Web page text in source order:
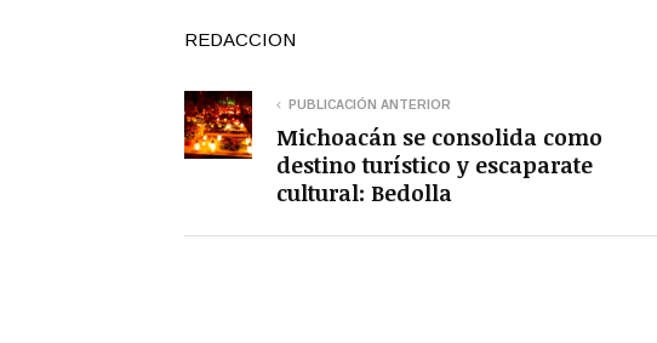
REDACCION
PUBLICACIÓN ANTERIOR
Michoacán se consolida como
destino turístico y escaparate
cultural: Bedolla